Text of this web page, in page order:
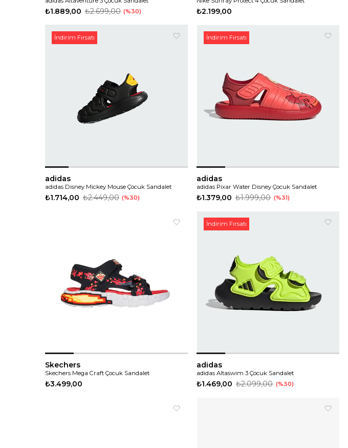
₺1.889,00 ₺2.699,00 %30 ₺2.199,00
adidas
adidas Disney Mickey Mouse Çocuk Sandalet
₺1.714,00 ₺2.449,00 %30
İndirim Fırsatı
adidas
adidas Pixar Water Disney Çocuk Sandalet
₺1.379,00 ₺1.999,00 %31
İndirim Fırsatı
Skechers
Skechers Mega Craft Çocuk Sandalet
₺3.499,00
adidas
adidas Altaswim 3 Çocuk Sandalet
₺1.469,00 ₺2.099,00 %30
İndirim Fırsatı